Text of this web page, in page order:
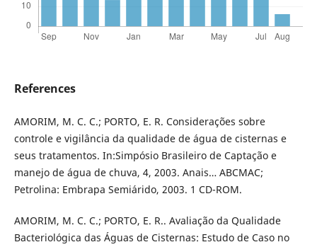
References
AMORIM, M. C. C.; PORTO, E. R. Considerações sobre
controle e vigilância da qualidade de água de cisternas e
seus tratamentos. In:Simpósio Brasileiro de Captação e
manejo de água de chuva, 4, 2003. Anais… ABCMAC;
Petrolina: Embrapa Semiárido, 2003. 1 CD-ROM.
AMORIM, M. C. C.; PORTO, E. R.. Avaliação da Qualidade
Bacteriológica das Águas de Cisternas: Estudo de Caso no